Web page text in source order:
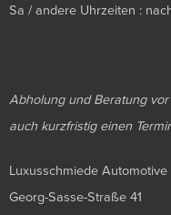
Sa / andere Uhrzeiten :
Abholung und Beratung
auch kurzfristig einen
Luxusschmiede Automotive
Georg-Sasse-Straße 41